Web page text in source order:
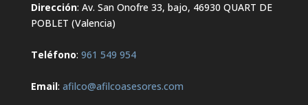
Dirección: Av. San Onofre 33, bajo, 46930 QUART DE
POBLET (Valencia)
Teléfono: 961 549 954
Email: afilco@afilcoasesores.com